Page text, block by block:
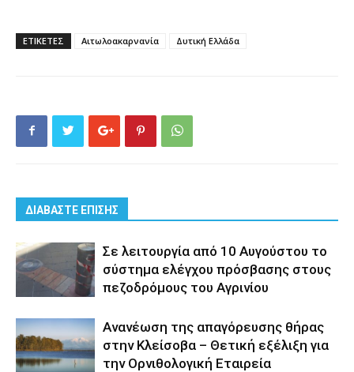
ΕΤΙΚΕΤΕΣ Αιτωλοακαρνανία Δυτική Ελλάδα
ΔΙΑΒΑΣΤΕ ΕΠΙΣΗΣ
Σε λειτουργία από 10 Αυγούστου το
σύστημα ελέγχου πρόσβασης στους
πεζοδρόμους του Αγρινίου
Aνανέωση της απαγόρευσης θήρας
στην Κλείσοβα – Θετική εξέλιξη για
την Ορνιθολογική Εταιρεία